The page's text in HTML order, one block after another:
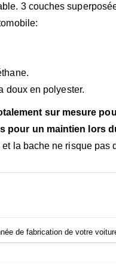
3 couches
doux en polyester.
sur mesure
pour un maintien lors
la bache ne risque pas
de fabrication de votre